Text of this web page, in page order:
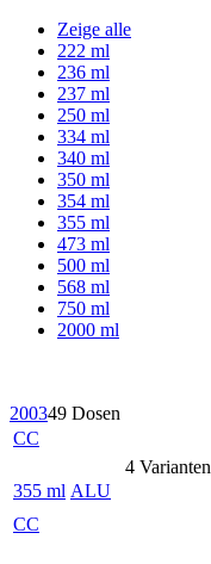
Zeige alle
222 ml
236 ml
237 ml
250 ml
334 ml
340 ml
350 ml
354 ml
355 ml
473 ml
500 ml
568 ml
750 ml
2000 ml
200349 Dosen
CC
4 Varianten
355 ml ALU
CC